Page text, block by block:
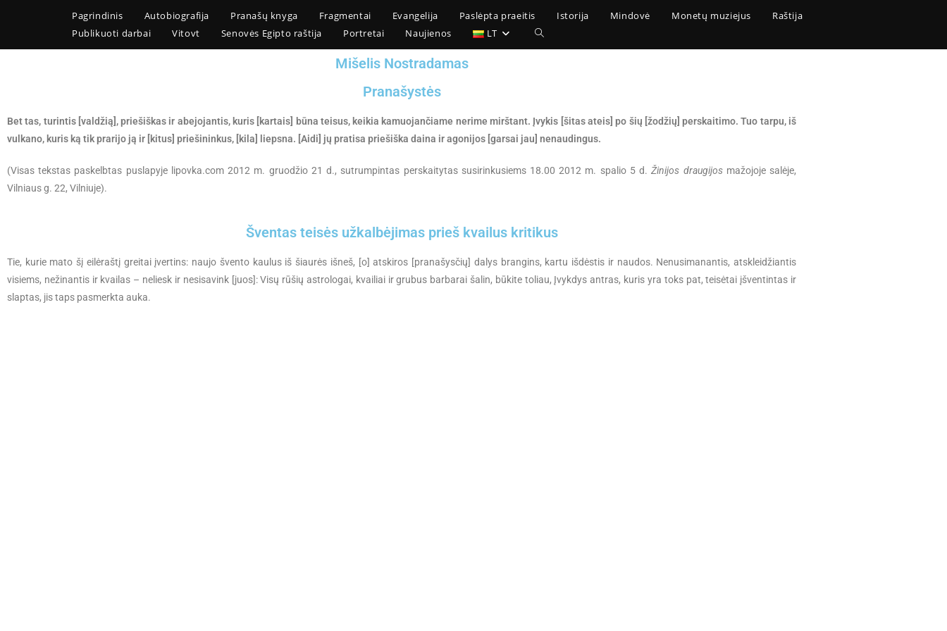
Pagrindinis Autobiografija Pranašų knyga Fragmentai Evangelija Paslėpta praeitis Istorija Mindovė Monetų muziejus
Raštija
Publikuoti darbai
Vitovt Senovės Egipto raštija Portretai Naujienos LT
Mišelis Nostradamas
Pranašystės
Bet tas, turintis [valdžią], priešiškas ir abejojantis, kuris [kartais] būna teisus, keikia kamuojančiame nerime mirštant. Įvykis [šitas ateis] po šių [žodžių] perskaitimo. Tuo tarpu, iš
vulkano, kuris ką tik prarijo ją ir [kitus] priešininkus, [kila] liepsna. [Aidi] jų pratisa priešiška daina ir agonijos [garsai jau] nenaudingus.
(Visas tekstas paskelbtas puslapyje lipovka.com 2012 m. gruodžio 21 d., sutrumpintas perskaitytas susirinkusiems 18.00 2012 m. spalio 5 d.Žinijos draugijosmažojoje salėje,
Vilniaus g. 22, Vilniuje).
Šventas teisės užkalbėjimas prieš kvailus kritikus
Tie, kurie mato šį eilėraštį greitai įvertins: naujo švento kaulus iš šiaurės išneš, [o] atskiros [pranašysčių] dalys brangins, kartu išdėstis ir naudos. Nenusimanantis, atskleidžiantis
visiems, nežinantis ir kvailas – neliesk ir nesisavink [juos]: Visų rūšių astrologai, kvailiai ir grubus barbarai šalin, būkite toliau, Įvykdys antras, kuris yra toks pat, teisėtai įšventintas ir
slaptas, jis taps pasmerkta auka.